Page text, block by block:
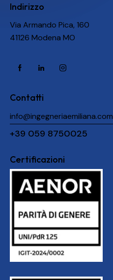
Indirizzo
Via Armando Pica, 160
41126 Modena MO
Contatti
info@ingegneriaemiliana.com
+39 059 8750025
Certificazioni